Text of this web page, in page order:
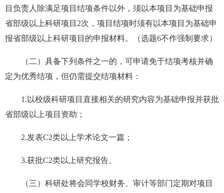
目负责人除满足项目结项条件以外，须以本项目为基础申报
省部级以上科研项目2次，项目结项时须有以本项目为基础申
报省部级以上科研项目的申报材料。（选题6不作强制要求）
（二）具备下列条件之一的，可申请免于结项考核并确
定为优秀结项，但仍需提交结项材料：
1.以校级科研项目直接相关的研究内容为基础申报并获批
省部级以上项目资助；
2.发表C2类以上学术论文一篇；
3.获批C2类以上研究报告。
（三）科研处将会同学校财务、审计等部门定期对项目